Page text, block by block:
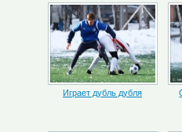
Играет дубль дубля